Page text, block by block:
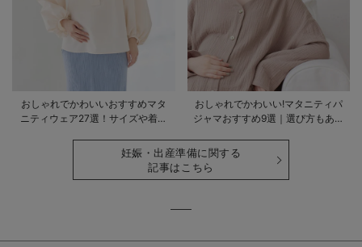
おしゃれでかわいいおすすめマタ
ニティウェア27選！サイズや着る
おしゃれでかわいい!マタニティパ
ジャマおすすめ9選｜選び方もあわ
妊娠・出産準備に関する
記事はこちら